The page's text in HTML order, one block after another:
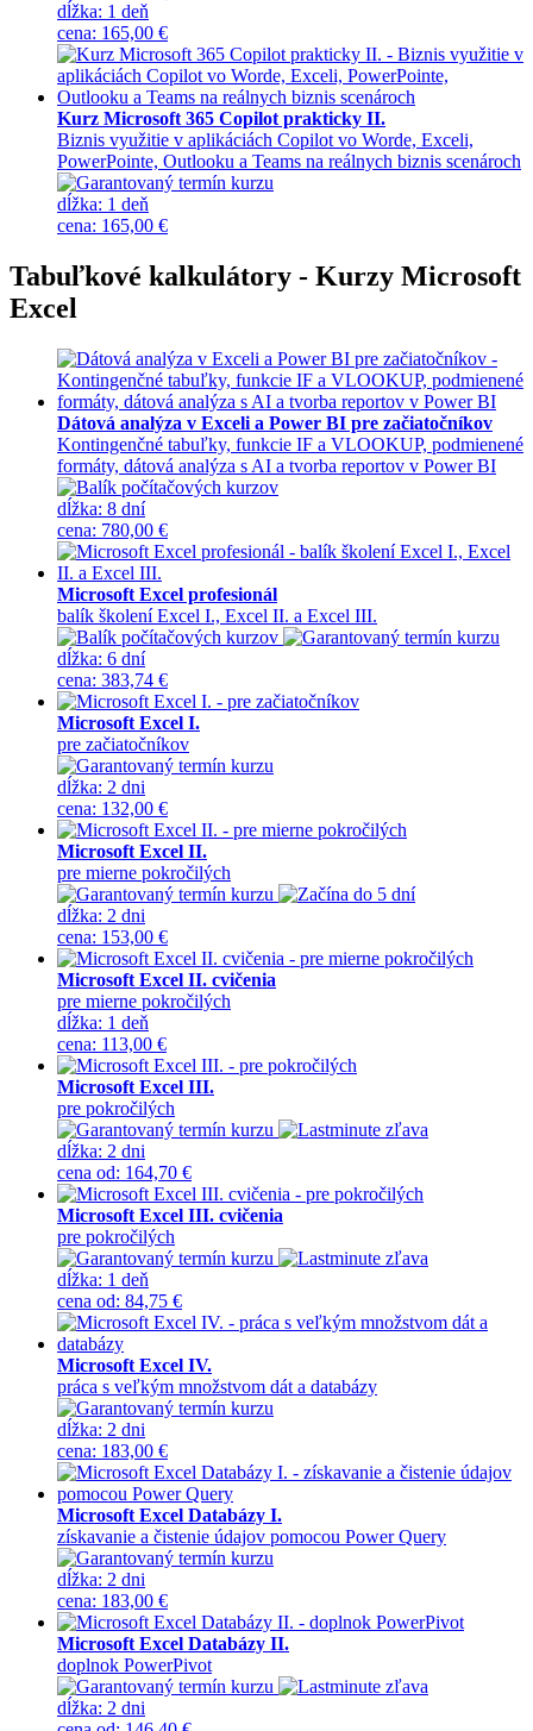
dĺžka: 1 deň
cena: 165,00 €
Kurz Microsoft 365 Copilot prakticky II.
Biznis využitie v aplikáciách Copilot vo Worde, Exceli,
PowerPointe, Outlooku a Teams na reálnych biznis scenároch
dĺžka: 1 deň
cena: 165,00 €
Tabuľkové kalkulátory - Kurzy Microsoft
Excel
Dátová analýza v Exceli a Power BI pre začiatočníkov
Kontingenčné tabuľky, funkcie IF a VLOOKUP, podmienené
formáty, dátová analýza s AI a tvorba reportov v Power BI
dĺžka: 8 dní
cena: 780,00 €
Microsoft Excel profesionál
balík školení Excel I., Excel II. a Excel III.
dĺžka: 6 dní
cena: 383,74 €
Microsoft Excel I.
pre začiatočníkov
dĺžka: 2 dni
cena: 132,00 €
Microsoft Excel II.
pre mierne pokročilých
dĺžka: 2 dni
cena: 153,00 €
Microsoft Excel II. cvičenia
pre mierne pokročilých
dĺžka: 1 deň
cena: 113,00 €
Microsoft Excel III.
pre pokročilých
dĺžka: 2 dni
cena od: 164,70 €
Microsoft Excel III. cvičenia
pre pokročilých
dĺžka: 1 deň
cena od: 84,75 €
Microsoft Excel IV.
práca s veľkým množstvom dát a databázy
dĺžka: 2 dni
cena: 183,00 €
Microsoft Excel Databázy I.
získavanie a čistenie údajov pomocou Power Query
dĺžka: 2 dni
cena: 183,00 €
Microsoft Excel Databázy II.
doplnok PowerPivot
dĺžka: 2 dni